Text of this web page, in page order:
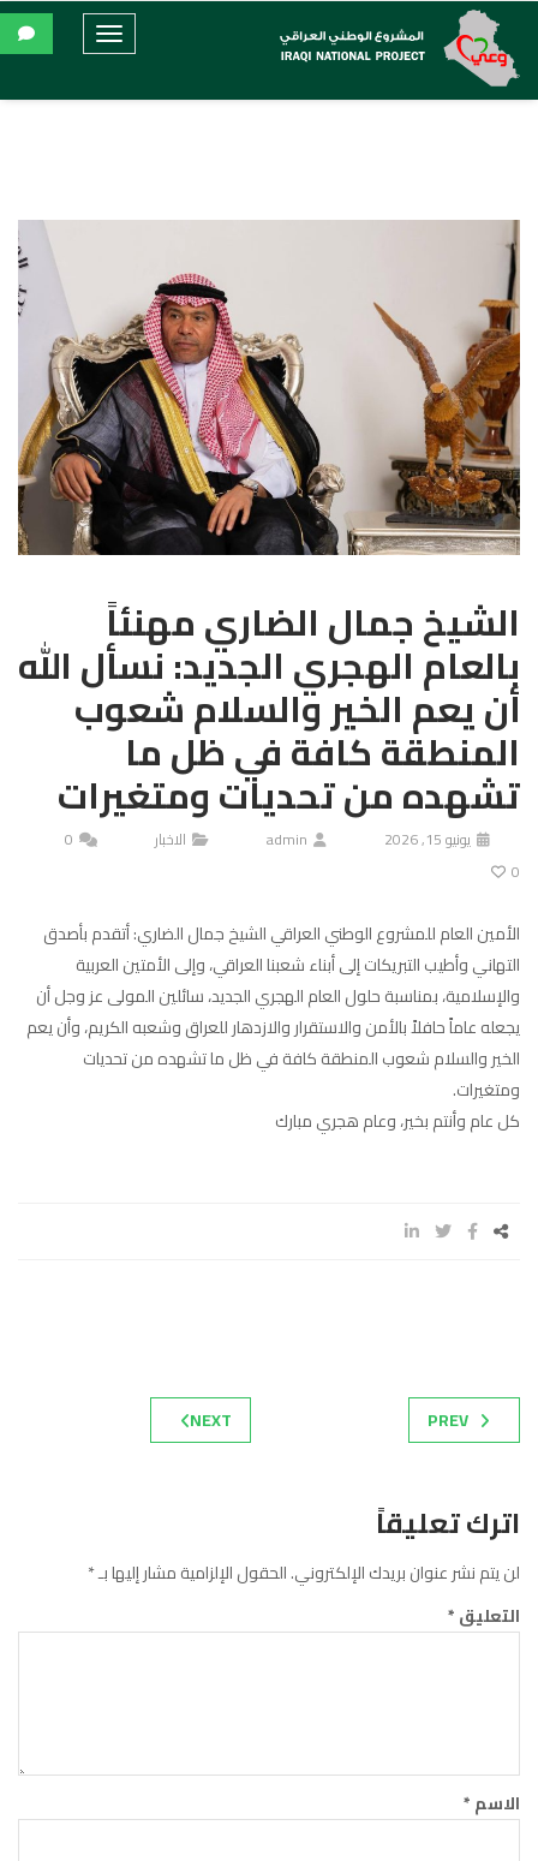
الشيخ جمال الضاري مهنئاً
بالعام الهجري الجديد: نسأل الله
أن يعم الخير والسلام شعوب
المنطقة كافة في ظل ما
تشهده من تحديات ومتغيرات
يونيو 15, 2026 admin الاخبار
0
0
الأمين العام للمشروع الوطني العراقي الشيخ جمال الضاري: أتقدم بأصدق
التهاني وأطيب التبريكات إلى أبناء شعبنا العراقي، وإلى الأمتين العربية
والإسلامية، بمناسبة حلول العام الهجري الجديد، سائلين المولى عز وجل أن
يجعله عاماً حافلاً بالأمن والاستقرار والازدهار للعراق وشعبه الكريم، وأن يعم
الخير والسلام شعوب المنطقة كافة في ظل ما تشهده من تحديات
ومتغيرات.
كل عام وأنتم بخير، وعام هجري مبارك
PREV
NEXT
اترك تعليقاً
لن يتم نشر عنوان بريدك الإلكتروني.الحقول الإلزامية مشار إليها بـ*
التعليق*
الاسم*